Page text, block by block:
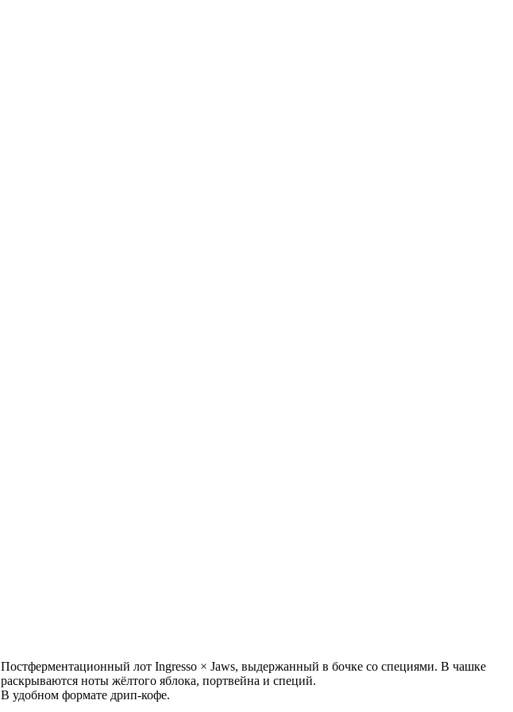
Постферментационный лот Ingresso × Jaws, выдержанный в бочке со специями. В чашке
раскрываются ноты жёлтого яблока, портвейна и специй.
В удобном формате дрип-кофе.